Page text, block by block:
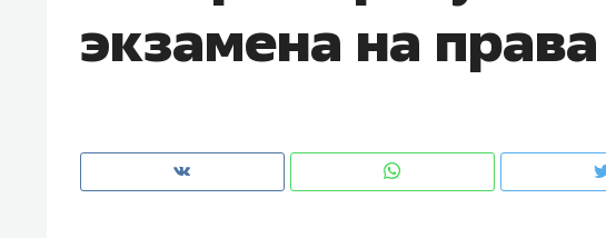
экзамена на права
чем интересен Оман?
клиентах